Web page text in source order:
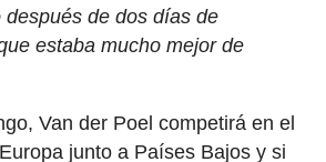
de dos días de
estaba mucho mejor de
Van der Poel competirá en el
junto a Países Bajos y si